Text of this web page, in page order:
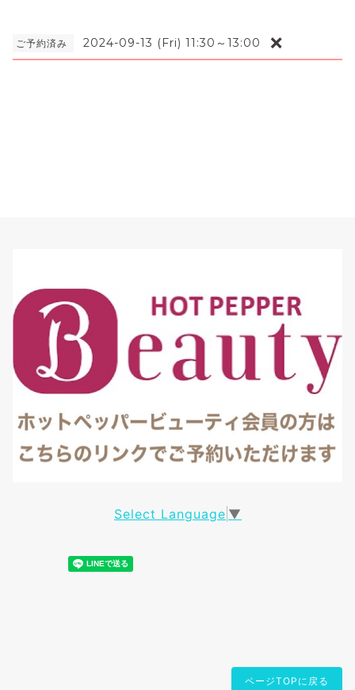
ご予約済み 2024-09-13 (Fri) 11:30～13:00 ❌
Select Language ▼
ページTOPに戻る